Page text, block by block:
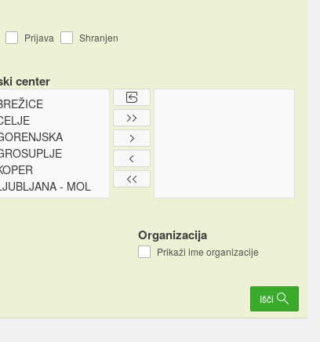
Prijava Shranjen
center
Organizacija
Prikaži ime organizacije
Išči